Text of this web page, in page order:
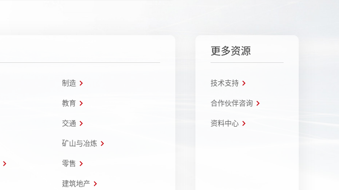
制造
教育
交通
矿山与冶炼
零售
建筑地产
更多资源
技术支持
合作伙伴咨询
资料中心